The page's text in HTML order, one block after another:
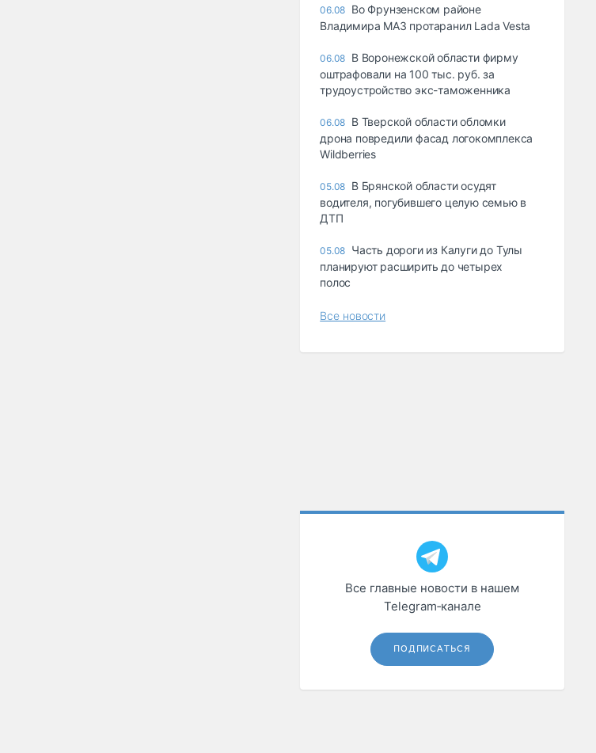
06.08 Во Фрунзенском районе
Владимира МАЗ протаранил Lada Vesta
06.08 В Воронежской области фирму
оштрафовали на 100 тыс. руб. за
трудоустройство экс-таможенника
06.08 В Тверской области обломки
дрона повредили фасад логокомплекса
Wildberries
05.08 В Брянской области осудят
водителя, погубившего целую семью в
ДТП
05.08 Часть дороги из Калуги до Тулы
планируют расширить до четырех
полос
Все новости
Все главные новости в нашем
Telegram‑канале
ПОДПИСАТЬСЯ